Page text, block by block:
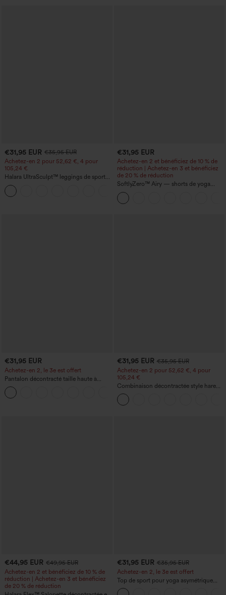
€31,95 EUR €35,95 EUR
Achetez-en 2 pour 52,62 €, 4 pour
105,24 €
Halara UltraSculpt™ leggings de sport
taille haute sculptants — rehaussement
fessier, maintien du ventre, avec poche
€31,95 EUR
Achetez-en 2 et bénéficiez de 10 % de
réduction | Achetez-en 3 et bénéficiez
de 20 % de réduction
SoftlyZero™ Airy — shorts de yoga
super taille haute 2-en-1 InstantCool
avec poches
€31,95 EUR
Achetez-en 2, le 3e est offert
Pantalon décontracté taille haute à
cordon, coupe large en mélange de lin,
avec poches
€31,95 EUR €35,95 EUR
Achetez-en 2 pour 52,62 €, 4 pour
105,24 €
Combinaison décontractée style harem,
encolure en U et poche - Édition Easy
Peezy
€44,95 EUR €49,95 EUR
Achetez-en 2 et bénéficiez de 10 % de
réduction | Achetez-en 3 et bénéficiez
de 20 % de réduction
€31,95 EUR €35,95 EUR
Achetez-en 2, le 3e est offert
Top de sport pour yoga asymétrique
(une épaule) à manches longues avec